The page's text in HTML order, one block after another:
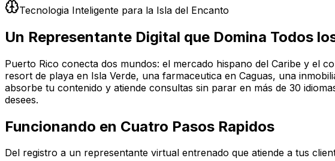
Tecnologia Inteligente para la Isla del Encanto
Un Representante Digital que Domina Todos
Puerto Rico conecta dos mundos: el mercado hispano del Caribe y el
resort de playa en Isla Verde, una farmaceutica en Caguas, una
absorbe tu contenido y atiende consultas sin parar en más de 30
desees.
Funcionando en Cuatro Pasos Rapidos
Del registro a un representante virtual entrenado que atiende a tus